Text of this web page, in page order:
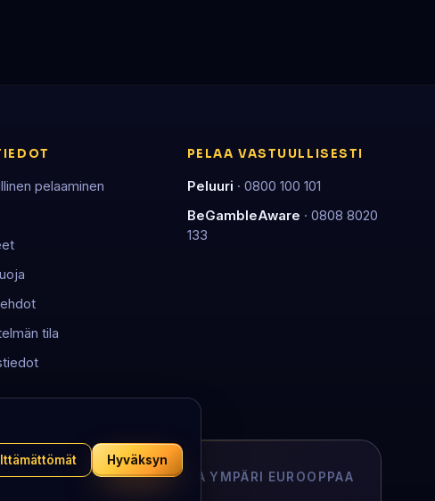
pelaaminen
tila
PELAA VASTUULLISESTI
Peluuri · 0800 100 101
BeGambleAware · 0808 8020
133
APUA JA TUKEA YMPÄRI EUROOPPAA
Hyväksyn